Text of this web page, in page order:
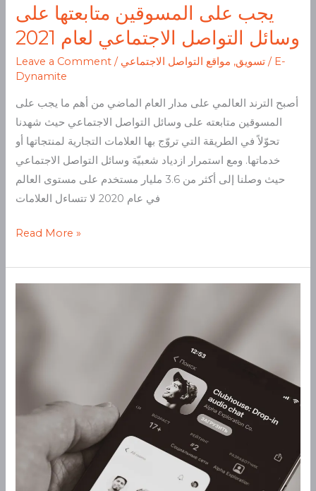
يجب على المسوقين متابعتها على
وسائل التواصل الاجتماعي لعام 2021
Leave a Comment / تسويق, مواقع التواصل الاجتماعي / E-
Dynamite
أصبح الترند العالمي على مدار العام الماضي من أهم ما يجب على
المسوقين متابعته على وسائل التواصل الاجتماعي حيث شهدنا
تحوّلاً في الطريقة التي تروّج بها العلامات التجارية لمنتجاتها أو
خدماتها. ومع استمرار ازدياد شعبيّة وسائل التواصل الاجتماعي
حيث وصلنا إلى أكثر من 3.6 مليار مستخدم على مستوى العالم
في عام 2020 لا تتساءل العلامات
التواصل
الاجتماعي
لعام
2021
Read More »